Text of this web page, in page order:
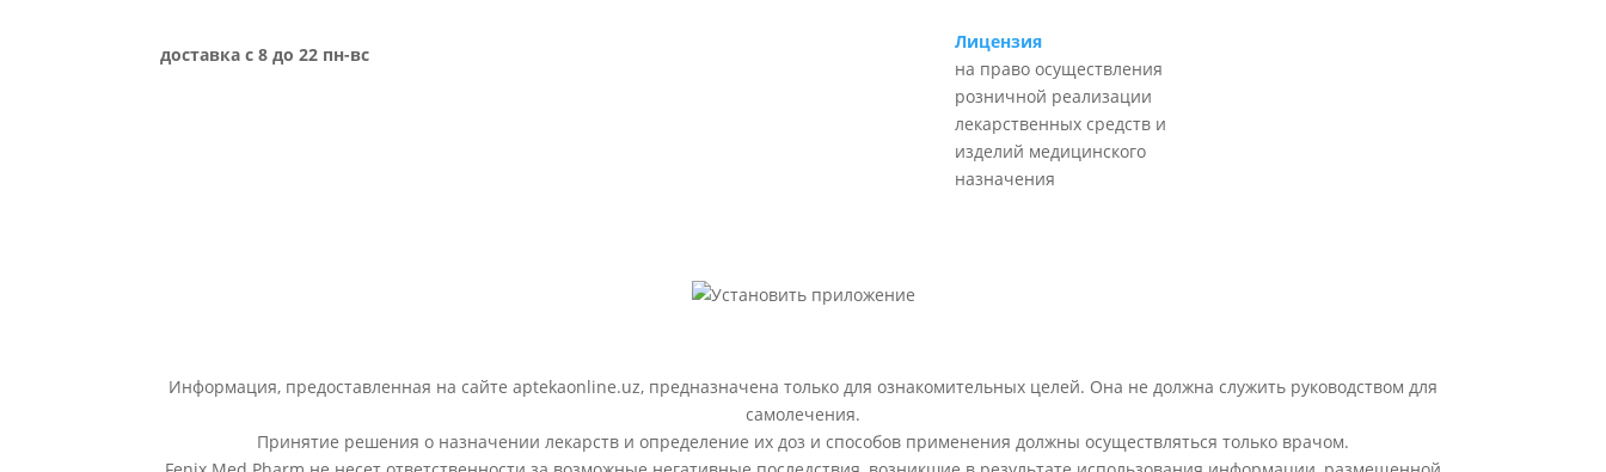
доставка с 8 до 22 пн-вс
Лицензия
на право осуществления
розничной реализации
лекарственных средств и
изделий медицинского
назначения
Информация, предоставленная на сайте aptekaonline.uz, предназначена только для ознакомительных целей. Она не должна служить руководством для
самолечения.
Принятие решения о назначении лекарств и определение их доз и способов применения должны осуществляться только врачом.